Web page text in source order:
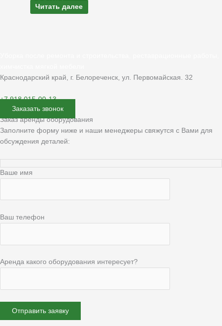
Читать далее
Краснодарский край, г. Белореченск, ул. Первомайская. 32
+7 918 015-00-13
Заказать звонок
Заказ аренды оборудования
Заполните форму ниже и наши менеджеры свяжутся с Вами для
обсуждения деталей:
Ваше имя
Ваш телефон
Аренда какого оборудования интересует?